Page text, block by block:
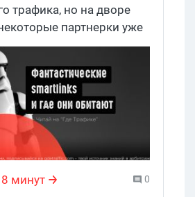
трафика, но на дворе
партнерки уже
Сегодня
о смартлинке.
и заходи почитать на
минут 0